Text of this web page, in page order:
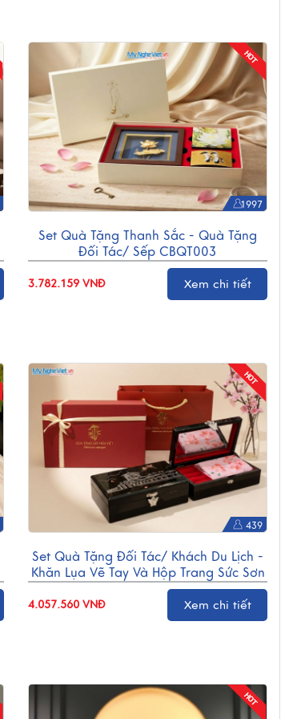
1997
Set Quà Tặng Thanh Sắc - Quà Tặng
Đối Tác/ Sếp CBQT003
3.782.159 VNĐ Xem chi tiết
439
Set Quà Tặng Đối Tác/ Khách Du Lịch -
Khăn Lụa Vẽ Tay Và Hộp Trang Sức Sơn
4.057.560 VNĐ Xem chi tiết